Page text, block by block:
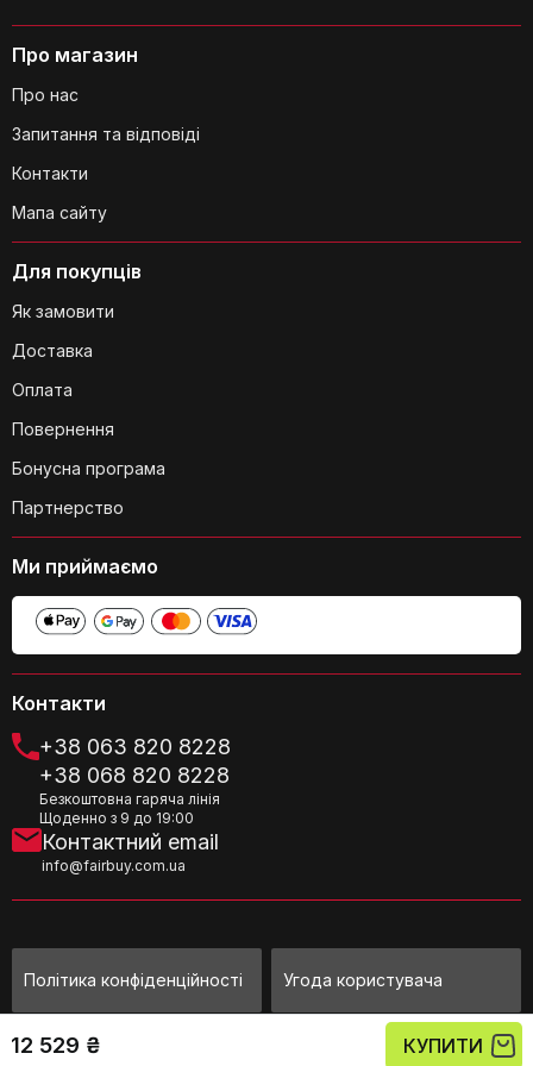
12 529 ₴ КУПИТИ
Які аксесуари входять до комплекту
поставки?
Чи є світлодіодне освітлення у
Яка потужність всмоктування у цього
пилососа?
Чи підходить цей пилосос для людей
з алергією?
Контакти
+38 063 820 8228
+38 068 820 8228
Безкоштовна гаряча лінія
Щоденно з 9 до 19:00
Контактний email
info@fairbuy.com.ua
Для покупців
Як замовити
Доставка
Оплата
Повернення
Бонусна програма
Партнерство
Про магазин
Про нас
Запитання та відповіді
Контакти
Мапа сайту
Ми приймаємо
Політика конфіденційності Угода користувача